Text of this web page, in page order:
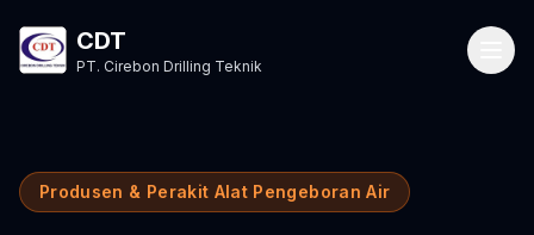
CDT
PT. Cirebon Drilling Teknik
Produsen & Perakit Alat Pengeboran Air